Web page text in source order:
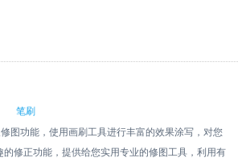
将您的图片直接打上马赛克。
笔刷
图功能，使用画刷工具进行丰富的效果涂写，对您
修正功能，提供给您实用专业的修图工具，利用有